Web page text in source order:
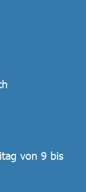
von 9 bis